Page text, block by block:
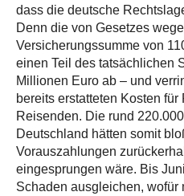
dass die deutsche
Denn die von Gesetzes
Versicherungssumme von
einen Teil des tatsächlichen
Millionen Euro ab – und
bereits erstatteten Kosten
Reisenden. Die rund
Deutschland hätten somit
Vorauszahlungen
eingesprungen wäre. Bis
Schaden ausgleichen, wofür